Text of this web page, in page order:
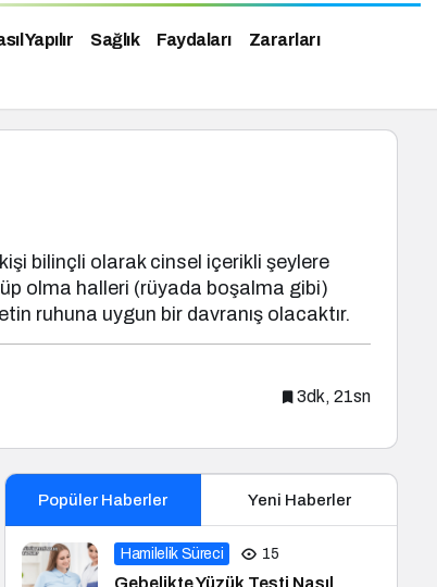
Yapılır Sağlık Faydaları Zararları
bilinçli olarak cinsel içerikli şeylere
olma halleri (rüyada boşalma gibi)
ruhuna uygun bir davranış olacaktır.
3dk, 21sn
Popüler Haberler Yeni Haberler
Hamilelik Süreci 15
Gebelikte Yüzük Testi Nasıl